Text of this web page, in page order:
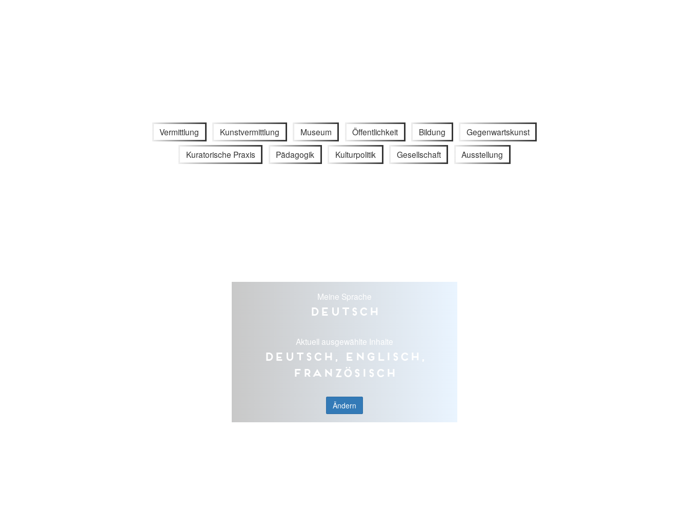
Vermittlung Kunstvermittlung Museum Öffentlichkeit Bildung Gegenwartskunst
Kuratorische Praxis Pädagogik Kulturpolitik Gesellschaft Ausstellung
Meine Sprache
Deutsch
Aktuell ausgewählte Inhalte
Deutsch, Englisch,
Französisch
Ändern